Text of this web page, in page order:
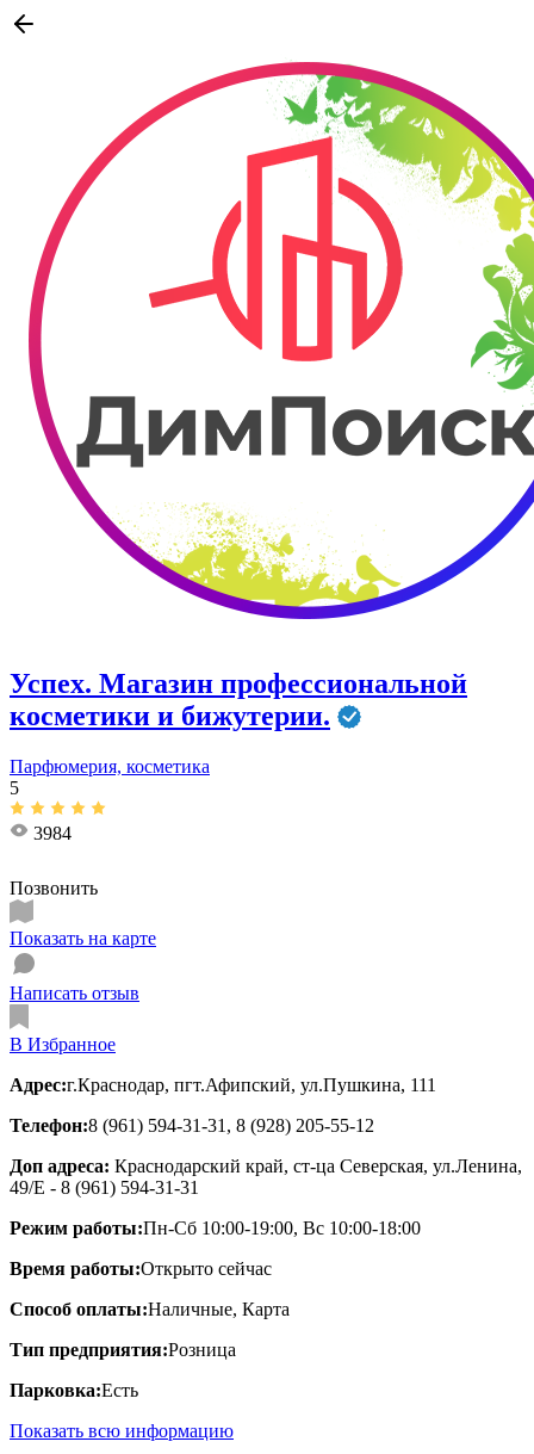
Успех. Магазин профессиональной
косметики и бижутерии.
Парфюмерия, косметика
5
3984
Позвонить
Показать на карте
Написать отзыв
В Избранное
Адрес:г.Краснодар, пгт.Афипский, ул.Пушкина, 111
Телефон:8 (961) 594-31-31, 8 (928) 205-55-12
Доп адреса: Краснодарский край, ст-ца Северская, ул.Ленина,
49/Е - 8 (961) 594-31-31
Режим работы:Пн-Сб 10:00-19:00, Вс 10:00-18:00
Время работы:Открыто сейчас
Способ оплаты:Наличные, Карта
Тип предприятия:Розница
Парковка:Есть
Показать всю информацию